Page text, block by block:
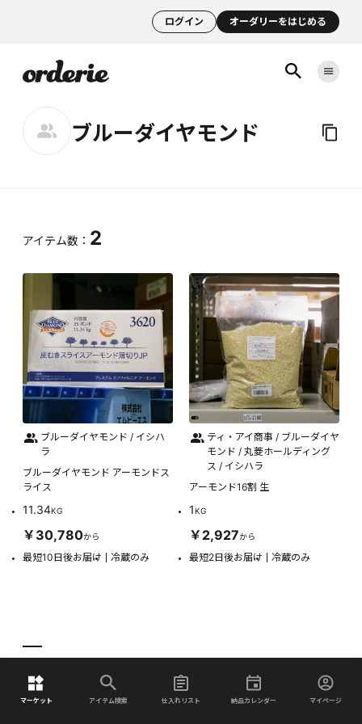
ログイン オーダリーをはじめる
マーケット アイテム検索 仕入れリスト 納品カレンダー マイページ
ブルーダイヤモンド
アイテム数： 2
ブルーダイヤモンド / イシハ
ラ
ブルーダイヤモンド アーモンドス
ライス
11.34KG
￥30,780から
最短10日後お届け 冷蔵のみ
ティ・アイ商事 / ブルーダイヤ
モンド / 丸菱ホールディング
ス / イシハラ
アーモンド16割 生
1KG
￥2,927から
最短2日後お届け 冷蔵のみ
閲覧したアイテム